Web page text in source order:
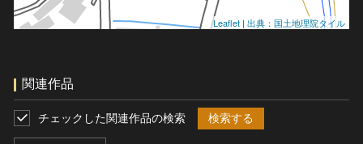
Leaflet | 出典：国土地理院タイル
関連作品
チェックした関連作品の検索 検索する